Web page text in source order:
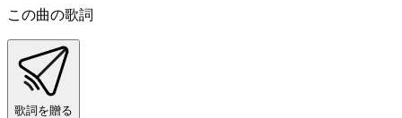
この曲の歌詞
歌詞を贈る